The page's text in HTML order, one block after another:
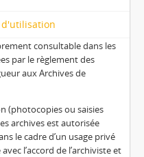
d'utilisation
consultable dans les
par le règlement des
aux Archives de
(photocopies ou saisies
archives est autorisée
le cadre d’un usage privé
l’accord de l’archiviste et